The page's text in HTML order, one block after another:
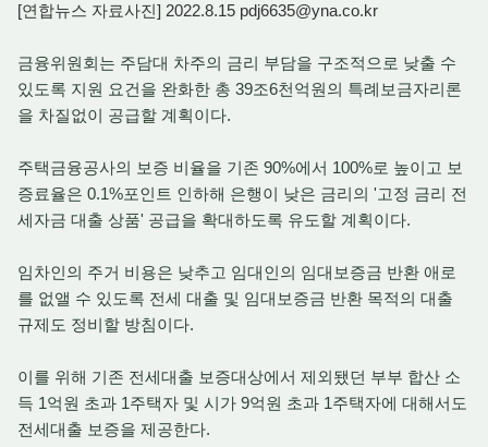
[연합뉴스 자료사진] 2022.8.15 pdj6635@yna.co.kr
금융위원회는 주담대 차주의 금리 부담을 구조적으로 낮출 수
있도록 지원 요건을 완화한 총 39조6천억원의 특례보금자리론
을 차질없이 공급할 계획이다.
주택금융공사의 보증 비율을 기존 90%에서 100%로 높이고 보
증료율은 0.1%포인트 인하해 은행이 낮은 금리의 '고정 금리 전
세자금 대출 상품' 공급을 확대하도록 유도할 계획이다.
임차인의 주거 비용은 낮추고 임대인의 임대보증금 반환 애로
를 없앨 수 있도록 전세 대출 및 임대보증금 반환 목적의 대출
규제도 정비할 방침이다.
이를 위해 기존 전세대출 보증대상에서 제외됐던 부부 합산 소
득 1억원 초과 1주택자 및 시가 9억원 초과 1주택자에 대해서도
전세대출 보증을 제공한다.